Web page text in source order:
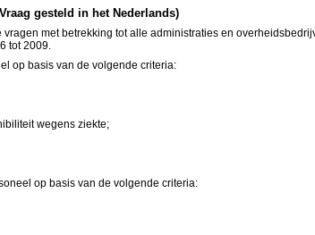
gesteld in het Nederlands)
vragen met betrekking tot alle administraties en
tot 2009.
op basis van de volgende criteria:
wegens ziekte;
op basis van de volgende criteria: